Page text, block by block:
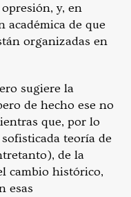
y, en
académica de que
organizadas en
sugiere la
de hecho ese no
que, por lo
sofisticada teoría de
de la
cambio histórico,
esas